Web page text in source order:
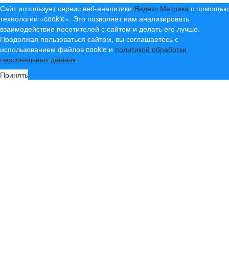
Сайт использует сервис веб-аналитики Яндекс Метрика с помощью
технологии «cookie». Это позволяет нам анализировать
взаимодействие посетителей с сайтом и делать его лучше.
Продолжая пользоваться сайтом, вы соглашаетесь с
использованием файлов cookie и политикой обработки
персональных данных.
Принять